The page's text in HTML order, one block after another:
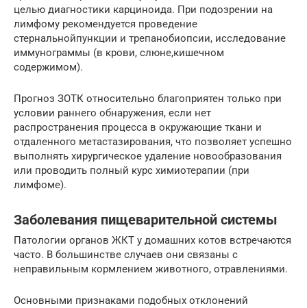
целью диагностики карциноида. При подозрении на
лимфому рекомендуется проведение
стернальнойпункции и трепанобиопсии, исследование
иммунограммы (в крови, слюне,кишечном
содержимом).
Прогноз ЗОТК относительно благоприятен только при
условии раннего обнаружения, если нет
распространения процесса в окружающие ткани и
отдаленного метастазирования, что позволяет успешно
выполнять хирургическое удаление новообразования
или проводить полный курс химиотерапии (при
лимфоме).
Заболевания пищеварительной системы
Патологии органов ЖКТ у домашних котов встречаются
часто. В большинстве случаев они связаны с
неправильным кормлением животного, отравлениями.
Основными признаками подобных отклонений